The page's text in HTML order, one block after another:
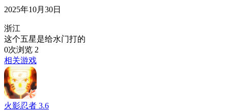
2025年10月30日
浙江
这个五星是给水门打的
0次浏览 2
相关游戏
火影忍者 3.6